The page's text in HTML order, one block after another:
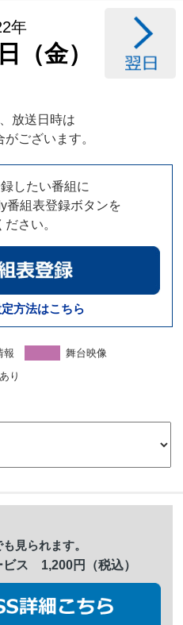
年
（金）
放送日時は
ございます。
したい番組に
番組表登録ボタンを
さい。
方法はこちら
報
舞台映像
り
も見られます。
ス 1,200円（税込）